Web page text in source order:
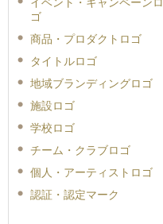
ゴ
商品・プロダクトロゴ
タイトルロゴ
地域ブランディングロゴ
施設ロゴ
学校ロゴ
チーム・クラブロゴ
個人・アーティストロゴ
認証・認定マーク